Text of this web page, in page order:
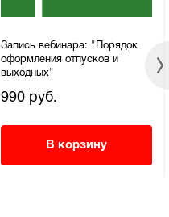
Запись вебинара: "Порядок
оформления отпусков и
выходных"
990 руб.
В корзину